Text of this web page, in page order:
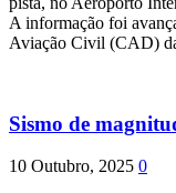
A informação foi
Aviação Civil (CAD)
Sismo de
10 Outubro, 2025 0